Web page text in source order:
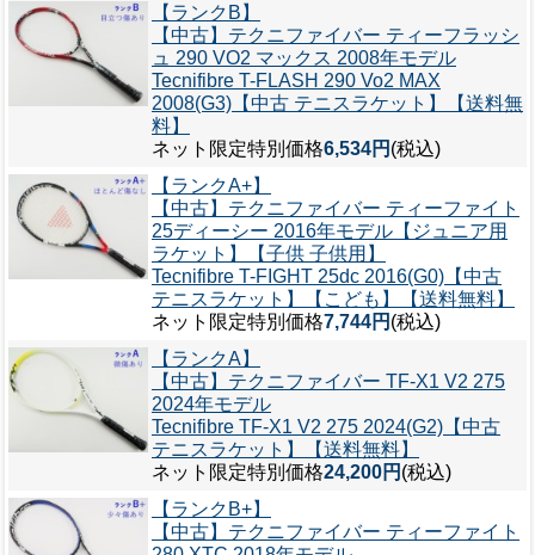
【ランクB】
【中古】テクニファイバー ティーフラッシ
ュ 290 VO2 マックス 2008年モデル
Tecnifibre T-FLASH 290 Vo2 MAX
2008(G3)【中古 テニスラケット】【送料無
料】
ネット限定特別価格6,534円 (税込)
【ランクA+】
【中古】テクニファイバー ティーファイト
25ディーシー 2016年モデル【ジュニア用
ラケット】【子供 子供用】
Tecnifibre T-FIGHT 25dc 2016(G0)【中古
テニスラケット】【こども】【送料無料】
ネット限定特別価格7,744円 (税込)
【ランクA】
【中古】テクニファイバー TF-X1 V2 275
2024年モデル
Tecnifibre TF-X1 V2 275 2024(G2)【中古
テニスラケット】【送料無料】
ネット限定特別価格24,200円 (税込)
【ランクB+】
【中古】テクニファイバー ティーファイト